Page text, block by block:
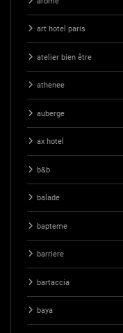
art hotel paris
atelier bien être
athenee
auberge
ax hotel
b&b
balade
bapteme
barriere
bartaccia
baya